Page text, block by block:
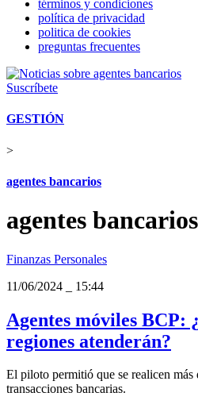
términos y condiciones
política de privacidad
politica de cookies
preguntas frecuentes
Suscríbete
GESTIÓN
>
agentes bancarios
agentes bancarios
Finanzas Personales
11/06/2024
15:44
Agentes móviles BCP:
regiones atenderán?
El piloto permitió que se realicen más
transacciones bancarias.